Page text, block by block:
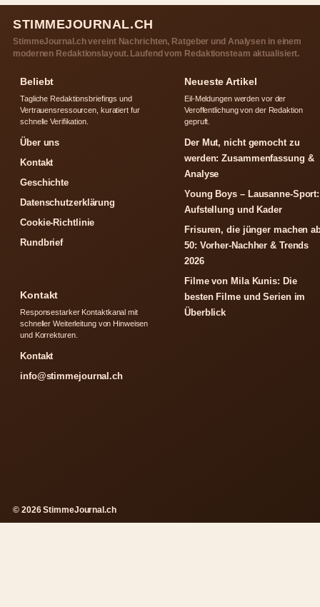
STIMMEJOURNAL.CH
StimmeJournal.ch vereint Nachrichten, Ratgeber und Analysen in einem
modernen Redaktionslayout. Laufend vom Redaktionsteam aktualisiert.
Beliebt
Tagliche Redaktionsbriefings und
Vertrauensressourcen, kuratiert fur
schnelle Verifikation.
Über uns
Kontakt
Geschichte
Datenschutzerklärung
Cookie-Richtlinie
Rundbrief
Neueste Artikel
Eil-Meldungen werden vor der
Veroffentlichung von der Redaktion
gepruft.
Der Mut, nicht gemocht zu
werden: Zusammenfassung &
Analyse
Young Boys – Lausanne-Sport:
Aufstellung und Kader
Frisuren, die jünger machen
50: Vorher-Nachher & Trends
2026
Filme von Mila Kunis: Die
besten Filme und Serien im
Überblick
Kontakt
Responsestarker Kontaktkanal mit
schneller Weiterleitung von Hinweisen
und Korrekturen.
Kontakt
info@stimmejournal.ch
© 2026 StimmeJournal.ch